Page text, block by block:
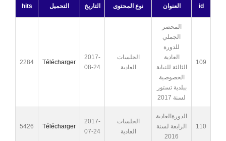
id العنوان نوع المحتوى التاريخ التحميل hits
109
المحضر
الجملي
للدورة
العادية
الثالثة للنيابة
الخصوصية
ببلدية تستور
لسنة 2017
الجلسات
العادية
2017-
08-24
Télécharger
2284
110
الدورةالعادية
الرابعة لسنة
2016
الجلسات
العادية
2017-
07-24
Télécharger
5426